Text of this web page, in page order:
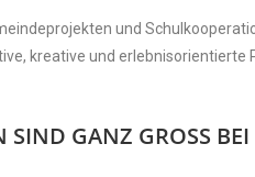
und
kreative und erlebnisorientierte
SIND GANZ GROSS